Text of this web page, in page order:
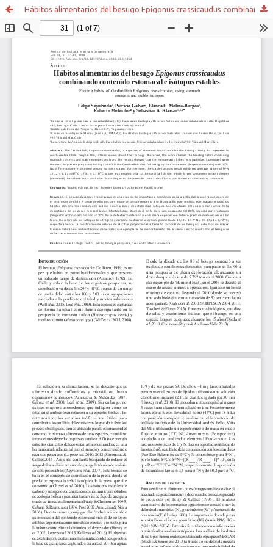
Hábitos alimentarios del besugo Epigonus crassicaudus combinando contenido estomacal e isótopos estables